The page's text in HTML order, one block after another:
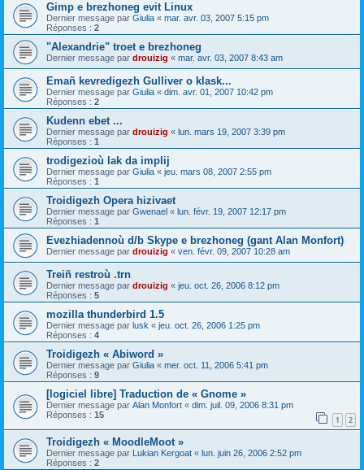
Gimp e brezhoneg evit Linux
Dernier message par Giulia « mar. avr. 03, 2007 5:15 pm
Réponses : 2
"Alexandrie" troet e brezhoneg
Dernier message par drouizig « mar. avr. 03, 2007 8:43 am
Emañ kevredigezh Gulliver o klask...
Dernier message par Giulia « dim. avr. 01, 2007 10:42 pm
Réponses : 2
Kudenn ebet ...
Dernier message par drouizig « lun. mars 19, 2007 3:39 pm
Réponses : 1
trodigezioù lak da implij
Dernier message par Giulia « jeu. mars 08, 2007 2:55 pm
Réponses : 1
Troidigezh Opera hizivaet
Dernier message par Gwenael « lun. févr. 19, 2007 12:17 pm
Réponses : 1
Evezhiadennoù d/b Skype e brezhoneg (gant Alan Monfort)
Dernier message par drouizig « ven. févr. 09, 2007 10:28 am
Treiñ restroù .trn
Dernier message par drouizig « jeu. oct. 26, 2006 8:12 pm
Réponses : 5
mozilla thunderbird 1.5
Dernier message par lusk « jeu. oct. 26, 2006 1:25 pm
Réponses : 4
Troidigezh « Abiword »
Dernier message par Giulia « mer. oct. 11, 2006 5:41 pm
Réponses : 9
[logiciel libre] Traduction de « Gnome »
Dernier message par Alan Monfort « dim. juil. 09, 2006 8:31 pm
Réponses : 15 1 2
Troidigezh « MoodleMoot »
Dernier message par Lukian Kergoat « lun. juin 26, 2006 2:52 pm
Réponses : 2